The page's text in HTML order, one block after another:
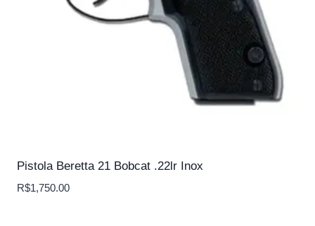
Pistola Beretta 21 Bobcat .22lr Inox
R$1,750.00